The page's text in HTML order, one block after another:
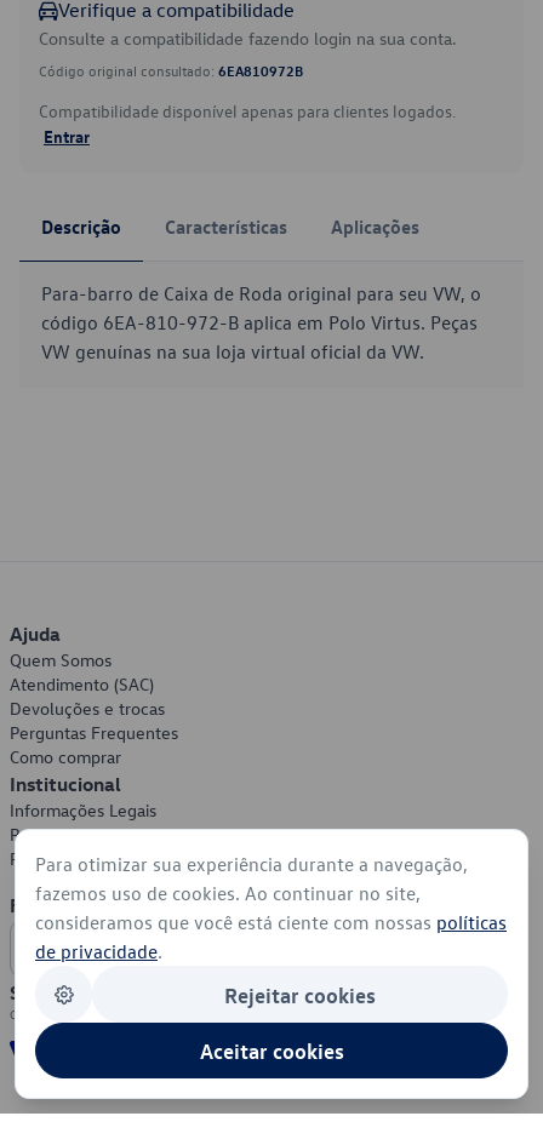
Verifique a compatibilidade
Consulte a compatibilidade fazendo login na sua conta.
Código original consultado: 6EA810972B
Compatibilidade disponível apenas para clientes logados.
Entrar
Descrição Características Aplicações
Para-barro de Caixa de Roda original para seu VW, o
código 6EA-810-972-B aplica em Polo Virtus. Peças
VW genuínas na sua loja virtual oficial da VW.
Ajuda
Quem Somos
Atendimento (SAC)
Devoluções e trocas
Perguntas Frequentes
Como comprar
Institucional
Informações Legais
Política de Privacidade
Política de Cookies
Formas de Pagamento
Segurança
Para otimizar sua experiência durante a navegação,
fazemos uso de cookies. Ao continuar no site,
consideramos que você está ciente com nossas políticas
de privacidade.
Rejeitar cookies
Aceitar cookies